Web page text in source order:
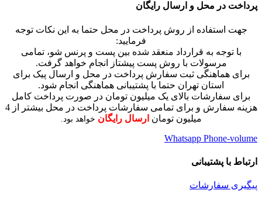
پرداخت در محل و ارسال رایگان
جهت استفاده از روش پرداخت در محل حتما به این نکات توجه
فرمایید:
با توجه به قرارداد منعقد شده بین پست و پرنس شو، تمامی
مرسولات با روش پست پیشتاز انجام خواهد گرفت.
برای هماهنگی ثبت سفارش پرداخت در محل و ارسال پیک برای
استان تهران حتما با پشتیبانی هماهنگی انجام شود.
برای سفارشات بالای یک میلیون تومان در صورت پرداخت کامل
هزینه سفارش و برای تمامی سفارشات پرداخت در محل بیشتر از 4
میلیون تومان ارسال رایگان خواهد بود.
Whatsapp Phone-volume
ارتباط با پشتیبانی
پیگیری سفارشات